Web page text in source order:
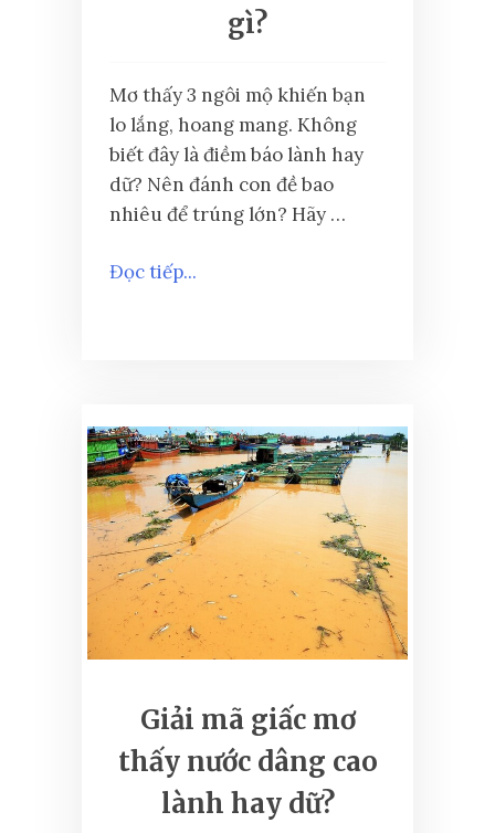
gì?
Mơ thấy 3 ngôi mộ khiến bạn
lo lắng, hoang mang. Không
biết đây là điềm báo lành hay
dữ? Nên đánh con đề bao
nhiêu để trúng lớn? Hãy …
Đọc tiếp...
Giải mã giấc mơ
thấy nước dâng cao
lành hay dữ?